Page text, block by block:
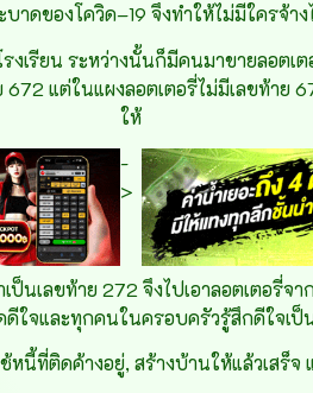
าดของโควิด–19 จึงทำให้ไม่มีใครจ้า
เรียน ระหว่างนั้นก็มีคนมาขายลอตเ
แต่ในแผงลอตเตอรี่ไม่มีเลขท้าย
ให้
-
>
นเลขท้าย 272 จึงไปเอาลอตเตอรี่
ดีใจและทุกคนในครอบครัวรู้สึกดีใจเป็
หนี้ที่ติดค้างอยู่, สร้างบ้านให้แล้วเสร็